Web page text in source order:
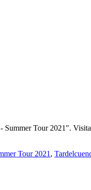
Tour 2021".
Tour 2021,